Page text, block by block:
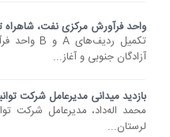
واحد فرآورش مرکزی نفت،
آزادگان جنوبی و آغاز...
بازدید میدانی مدیرعامل شرکت
محمد اله‌داد، مدیرعامل شرکت
لرستان...